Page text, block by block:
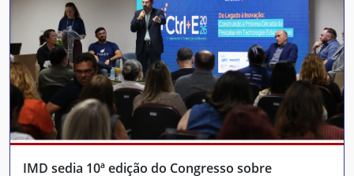
IMD sedia 10ª edição do Congresso sobre